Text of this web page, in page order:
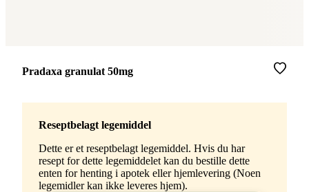
Merke:
Pradaxa granulat 50mg
Reseptbelagt legemiddel
Dette er et reseptbelagt legemiddel. Hvis du har
resept for dette legemiddelet kan du bestille dette
enten for henting i apotek eller hjemlevering (Noen
legemidler kan ikke leveres hjem).